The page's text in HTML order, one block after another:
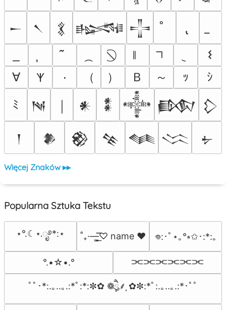
𒀸 𒀹 𒃽 𒈙 𒋲
𐌔
∀
𐊵 ٠ （ ） Ｂ ～ ｯ
ｼ
ﾐ
𒀃 𒀭 𒀮 𒀱 𒁃 𒁷
𒁹 𒆎 𒆙 𒆚 𒈝 𒈱 𒉡
Więcej Znaków ▸▸
Popularna Sztuka Tekstu
⋆°.☾⋆.ೃ࿔*:⋆ ˚₊·—̳͟͞͞♡ name ♥️ 𖦹:･ﾟ⋆｡°⭒✩･:*:｡
°.•☆•.° ⫘⫘⫘⫘⫘⫘
ﾟﾟ･*:.｡..｡.:*ﾟ:*:✼✿ ❁ཻུ۪۪⸙͎ ✿✼:*ﾟ:.｡..｡.:*･ﾟﾟ